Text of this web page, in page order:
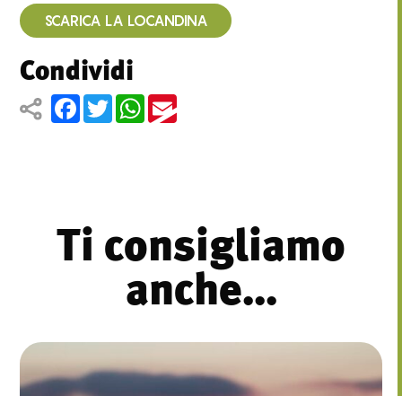
SCARICA LA LOCANDINA
Condividi
Facebook
TwitterWhatsApp
Email
Ti consigliamo
anche...